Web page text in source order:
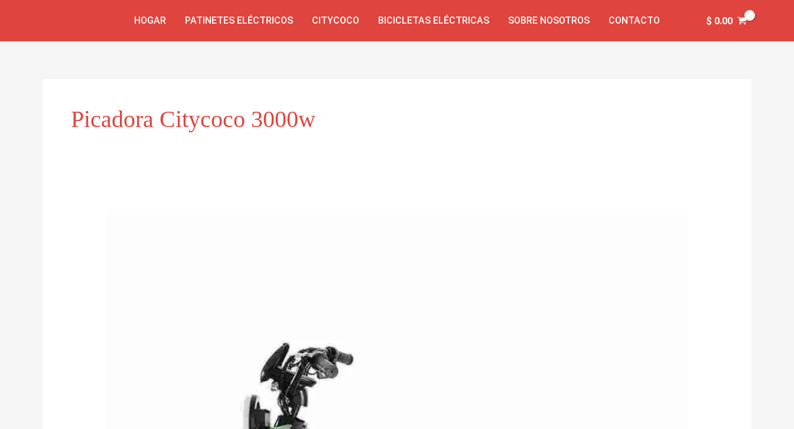
HOGAR PATINETES ELÉCTRICOS CITYCOCO BICICLETAS ELÉCTRICAS SOBRE NOSOTROS CONTACTO $ 0.00
Picadora Citycoco 3000w